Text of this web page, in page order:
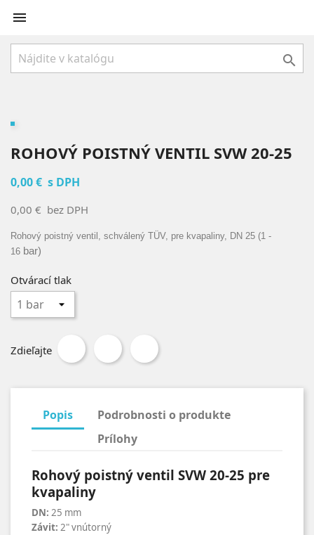


ROHOVÝ POISTNÝ VENTIL SVW 20-25
0,00 € s DPH
0,00 € bez DPH
Rohový poistný ventil, schválený TÜV, pre kvapaliny, DN 25 (1 -
16 bar)
Otvárací tlak
Zdieľajte
Popis
Podrobnosti o produkte
Prílohy
Rohový poistný ventil SVW 20-25 pre
kvapaliny
DN: 25 mm
Závit: 2" vnútorný